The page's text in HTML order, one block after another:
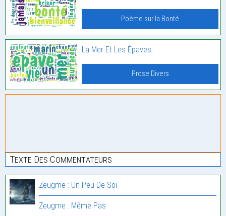
Poème sur la Bonté
La Mer Et Les Épaves
Prose Divers
Texte Des Commentateurs
Zeugme : Un Peu De Soi
Zeugme : Même Pas